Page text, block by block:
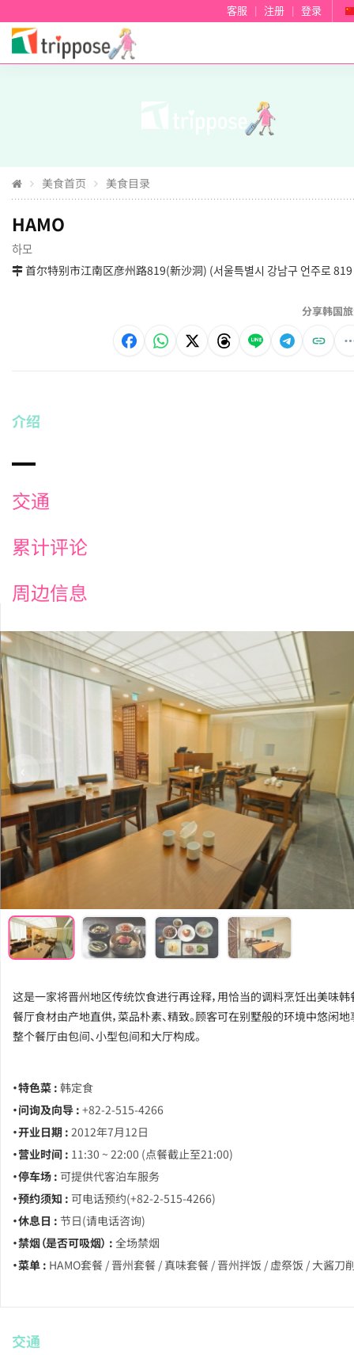
客服 注册 登录
美食首页 美食目录
HAMO
하모
首尔特别市江南区彦州路819(新沙洞) (서울특별시 강남구 언주로
分享韩国
介绍
交通
累计评论
周边信息
‹
这是一家将晋州地区传统饮食进行再诠释，用恰当的调料烹饪出美味韩
餐厅食材由产地直供，菜品朴素、精致。顾客可在别墅般的环境中悠闲地
整个餐厅由包间、小型包间和大厅构成。
・特色菜 : 韩定食
・问询及向导 : +82-2-515-4266
・开业日期 : 2012年7月12日
・营业时间 : 11:30 ~ 22:00 (点餐截止至21:00)
・停车场 : 可提供代客泊车服务
・预约须知 : 可电话预约(+82-2-515-4266)
・休息日 : 节日(请电话咨询)
・禁烟（是否可吸烟） : 全场禁烟
・菜单 : HAMO套餐 / 晋州套餐 / 真味套餐 / 晋州拌饭 / 虚祭饭 / 大酱刀
交通